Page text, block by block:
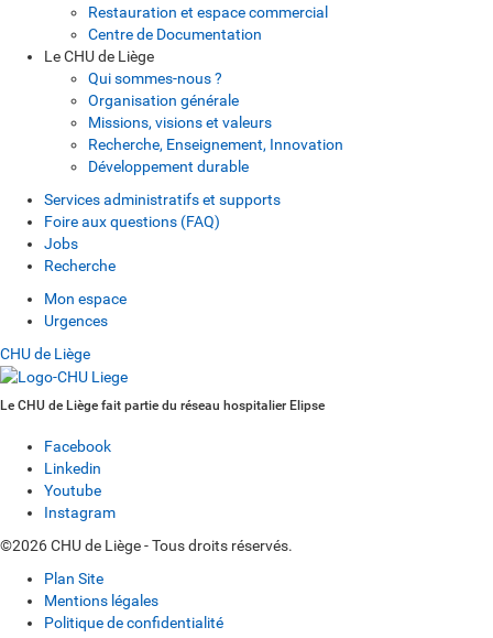
Restauration et espace commercial
Centre de Documentation
Le CHU de Liège
Qui sommes-nous ?
Organisation générale
Missions, visions et valeurs
Recherche, Enseignement, Innovation
Développement durable
Services administratifs et supports
Foire aux questions (FAQ)
Jobs
Recherche
Mon espace
Urgences
CHU de Liège
Le CHU de Liège fait partie du réseau hospitalier Elipse
Facebook
Linkedin
Youtube
Instagram
©2026 CHU de Liège - Tous droits réservés.
Plan Site
Mentions légales
Politique de confidentialité